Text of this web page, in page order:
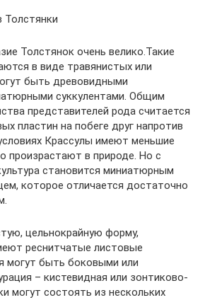
Толстянок очень велико.Такие
в виде травянистых или
быть древовидными
суккулентами. Общим
представителей рода считается
пластин на побеге друг напротив
Крассулы имеют меньшие
произрастают в природе. Но с
становится миниатюрным
которое отличается достаточно
цельнокрайную форму,
реснитчатые листовые
могут быть боковыми или
– кистевидная или зонтиково-
могут состоять из нескольких